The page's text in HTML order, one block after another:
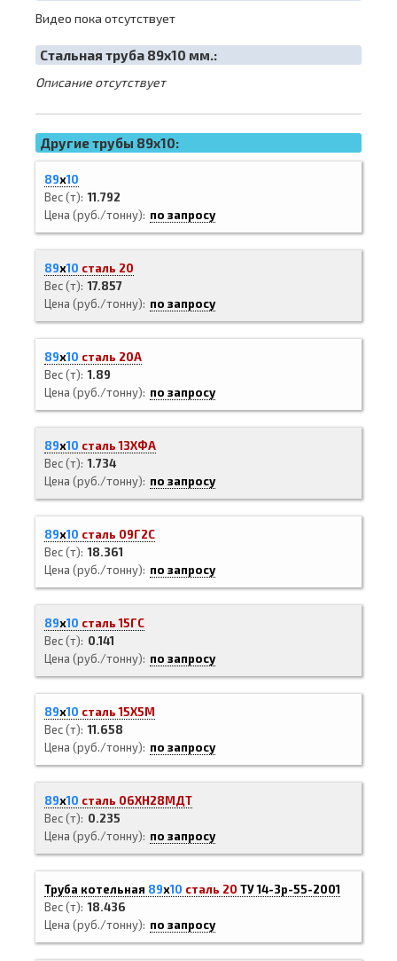
Видео пока отсутствует
Cтальная труба 89х10 мм.:
Описание отсутствует
Другие трубы 89x10:
89х10
Вес (т) 11.792
Цена (руб./тонну)
по запросу
89х10 сталь 20
Вес (т) 17.857
Цена (руб./тонну)
по запросу
89х10 сталь 20А
Вес (т) 1.89
Цена (руб./тонну)
по запросу
89х10 сталь 13ХФА
Вес (т) 1.734
Цена (руб./тонну)
по запросу
89х10 сталь 09Г2С
Вес (т) 18.361
Цена (руб./тонну)
по запросу
89х10 сталь 15ГС
Вес (т)
0.141
Цена (руб./тонну)
по запросу
89х10 сталь 15Х5М
Вес (т) 11.658
Цена (руб./тонну)
по запросу
89х10 сталь 06ХН28МДТ
Вес (т)
0.235
Цена (руб./тонну)
по запросу
Труба котельная 89х10 сталь 20 ТУ 14-3р-55-2001
Вес (т) 18.436
Цена (руб./тонну)
по запросу